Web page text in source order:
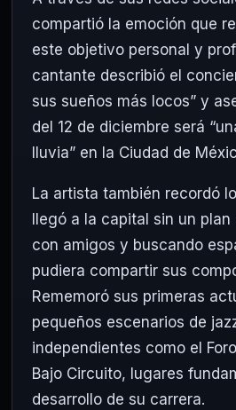
compartió la emoción que
este objetivo personal y
cantante describió el
sus sueños más locos” y
del 12 de diciembre será
lluvia” en la Ciudad de
La artista también recordó
llegó a la capital sin un
con amigos y buscando
pudiera compartir sus
Rememoró sus primeras
pequeños escenarios de
independientes como el
Bajo Circuito, lugares
desarrollo de su carrera.